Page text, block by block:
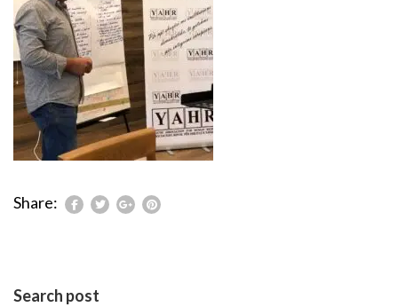
Share:
Search post